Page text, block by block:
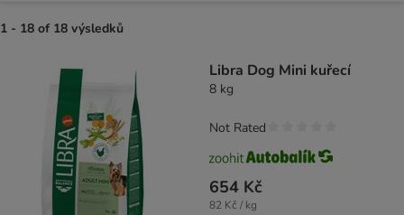
1 - 18 of 18 výsledků
Libra Dog Mini kuřecí
8 kg
654 Kč
82 Kč / kg
Not Rated